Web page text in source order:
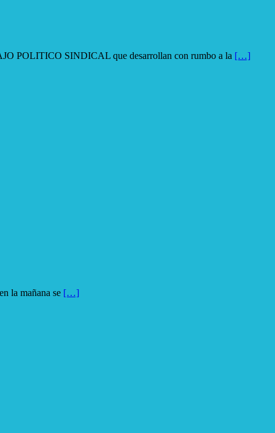
SINDICAL que desarrollan con rumbo a la […]
la mañana se […]